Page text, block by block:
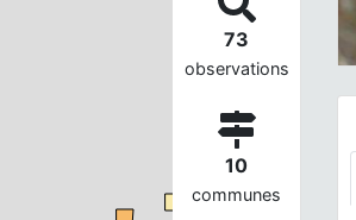
73
observations
10
communes